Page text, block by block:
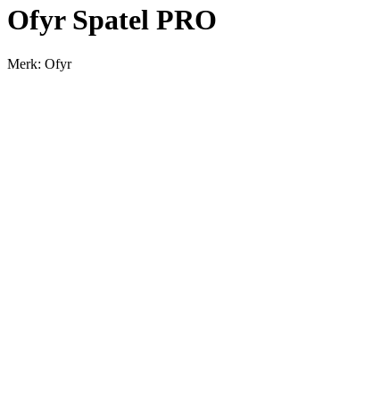
Ofyr Spatel PRO
Merk: Ofyr